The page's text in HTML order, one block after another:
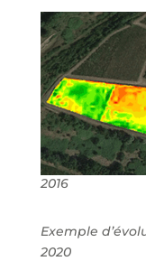
2016
Exemple
2020